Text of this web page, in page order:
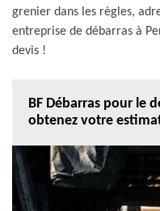
grenier dans les règles,
entreprise de débarras à
devis !
BF Débarras pour le
obtenez votre